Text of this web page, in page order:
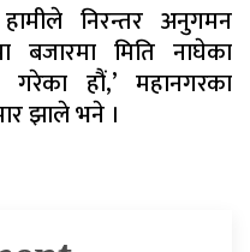
हामीले निरन्तर अनुगमन
बजारमा मिति नाघेका
हौं,’ महानगरका
झाले भने ।